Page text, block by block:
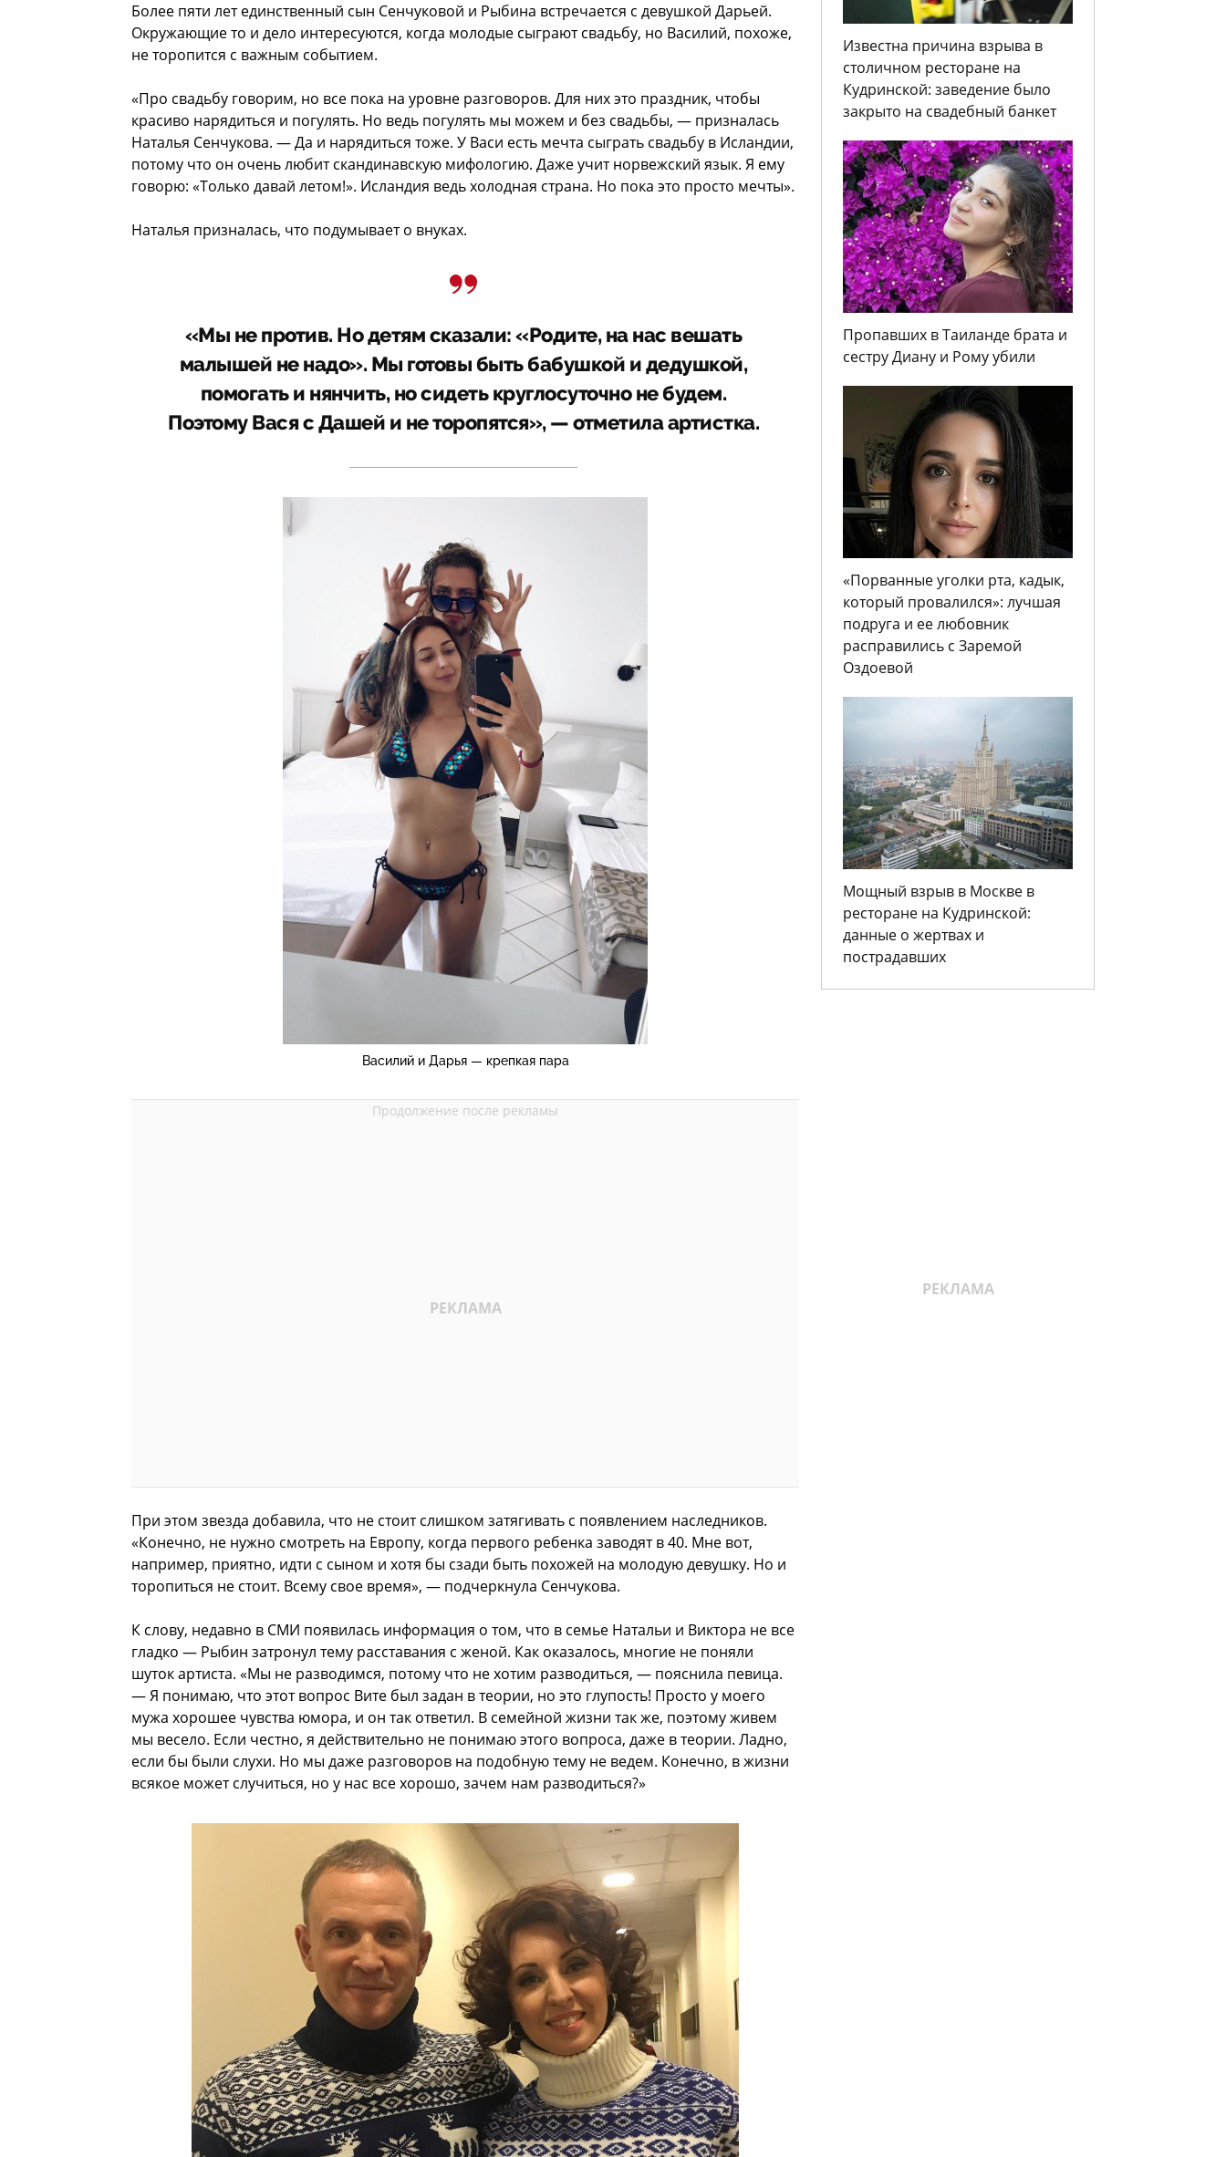
Более пяти лет единственный сын Сенчуковой и Рыбина встречается с девушкой Дарьей.
Окружающие то и дело интересуются, когда молодые сыграют свадьбу, но Василий, похоже,
не торопится с важным событием.
«Про свадьбу говорим, но все пока на уровне разговоров. Для них это праздник, чтобы
красиво нарядиться и погулять. Но ведь погулять мы можем и без свадьбы, — призналась
Наталья Сенчукова. — Да и нарядиться тоже. У Васи есть мечта сыграть свадьбу в Исландии,
потому что он очень любит скандинавскую мифологию. Даже учит норвежский язык. Я ему
говорю: «Только давай летом!». Исландия ведь холодная страна. Но пока это просто мечты».
Наталья призналась, что подумывает о внуках.
«Мы не против. Но детям сказали: «Родите, на нас вешать
малышей не надо». Мы готовы быть бабушкой и дедушкой,
помогать и нянчить, но сидеть круглосуточно не будем.
Поэтому Вася с Дашей и не торопятся», — отметила артистка.
Василий и Дарья — крепкая пара
При этом звезда добавила, что не стоит слишком затягивать с появлением наследников.
«Конечно, не нужно смотреть на Европу, когда первого ребенка заводят в 40. Мне вот,
например, приятно, идти с сыном и хотя бы сзади быть похожей на молодую девушку. Но и
торопиться не стоит. Всему свое время», — подчеркнула Сенчукова.
К слову, недавно в СМИ появилась информация о том, что в семье Натальи и Виктора не все
гладко — Рыбин затронул тему расставания с женой. Как оказалось, многие не поняли
шуток артиста. «Мы не разводимся, потому что не хотим разводиться, — пояснила певица.
— Я понимаю, что этот вопрос Вите был задан в теории, но это глупость! Просто у моего
мужа хорошее чувства юмора, и он так ответил. В семейной жизни так же, поэтому живем
мы весело. Если честно, я действительно не понимаю этого вопроса, даже в теории. Ладно,
если бы были слухи. Но мы даже разговоров на подобную тему не ведем. Конечно, в жизни
всякое может случиться, но у нас все хорошо, зачем нам разводиться?»
Известна причина взрыва в
столичном ресторане на
Кудринской: заведение было
закрыто на свадебный банкет
Пропавших в Таиланде брата и
сестру Диану и Рому убили
«Порванные уголки рта, кадык,
который провалился»: лучшая
подруга и ее любовник
расправились с Заремой
Оздоевой
Мощный взрыв в Москве в
ресторане на Кудринской:
данные о жертвах и
пострадавших